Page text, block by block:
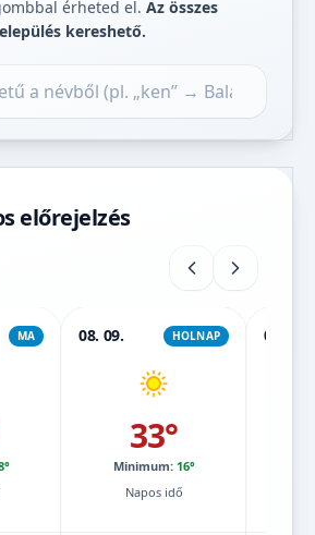
érheted el. Az összes
kereshető.
előrejelzés
MA 08. 09. HOLNAP
33°
Minimum: 16°
Napos idő
08. 10.